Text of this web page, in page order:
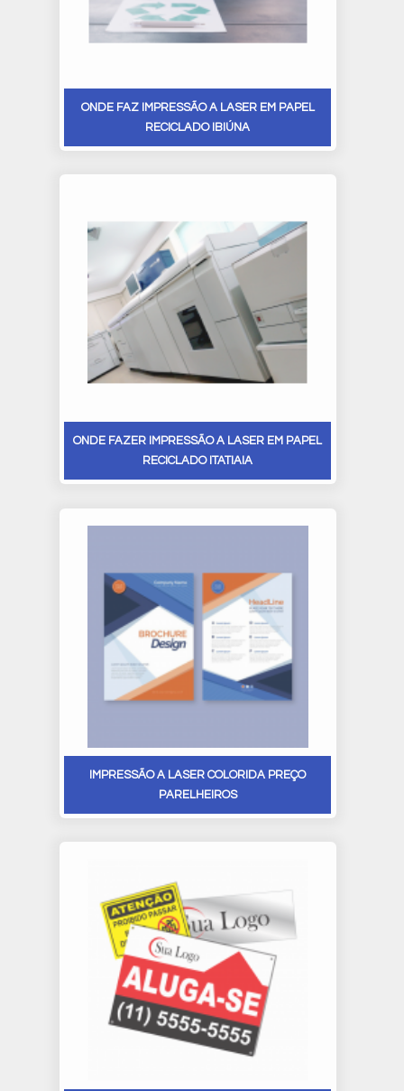
ONDE FAZ IMPRESSÃO A LASER EM PAPEL
RECICLADO IBIÚNA
ONDE FAZER IMPRESSÃO A LASER EM PAPEL
RECICLADO ITATIAIA
IMPRESSÃO A LASER COLORIDA PREÇO
PARELHEIROS